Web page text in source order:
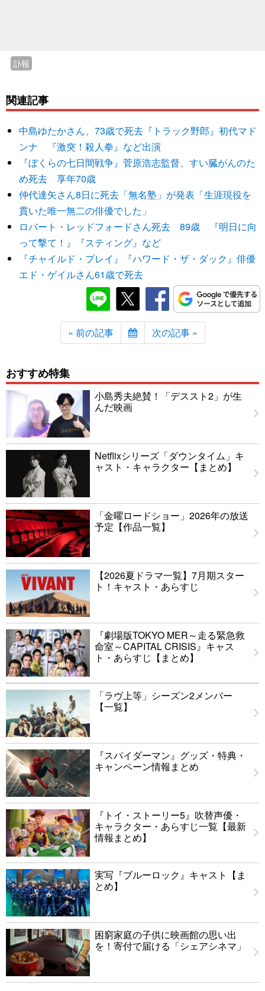
訃報
関連記事
中島ゆたかさん、73歳で死去『トラック野郎』初代マド
ンナ 『激突！殺人拳』など出演
『ぼくらの七日間戦争』菅原浩志監督、すい臓がんのた
め死去 享年70歳
仲代達矢さん8日に死去「無名塾」が発表「生涯現役を
貫いた唯一無二の俳優でした」
ロバート・レッドフォードさん死去 89歳 『明日に向
って撃て！』『スティング』など
『チャイルド・プレイ』『ハワード・ザ・ダック』俳優
エド・ゲイルさん61歳で死去
« 前の記事 次の記事 »
おすすめ特集
小島秀夫絶賛！「デススト2」が生
んだ映画
Netflixシリーズ「ダウンタイム」キ
ャスト・キャラクター【まとめ】
「金曜ロードショー」2026年の放送
予定【作品一覧】
【2026夏ドラマ一覧】7月期スター
ト！キャスト・あらすじ
『劇場版TOKYO MER～走る緊急救
命室～CAPITAL CRISIS』キャス
ト・あらすじ【まとめ】
「ラヴ上等」シーズン2メンバー
【一覧】
『スパイダーマン』グッズ・特典・
キャンペーン情報まとめ
『トイ・ストーリー5』吹替声優・
キャラクター・あらすじ一覧【最新
情報まとめ】
実写『ブルーロック』キャスト【ま
とめ】
困窮家庭の子供に映画館の思い出
を！寄付で届ける「シェアシネマ」